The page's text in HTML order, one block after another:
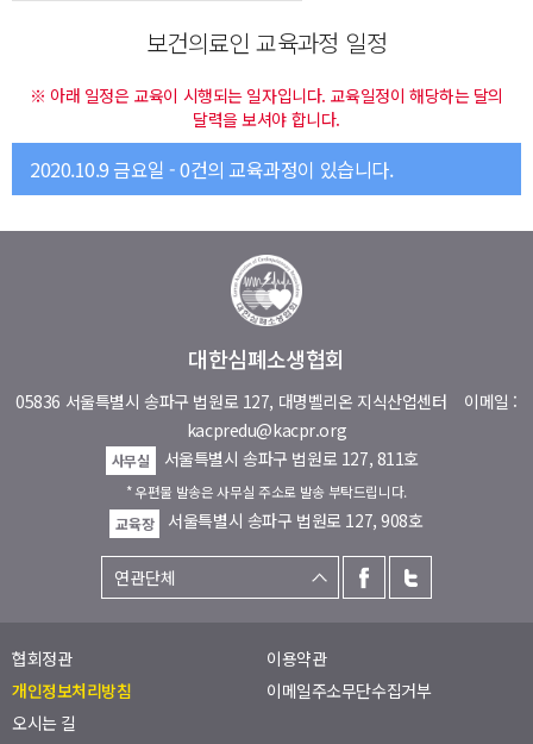
보건의료인 교육과정 일정
※ 아래 일정은 교육이 시행되는 일자입니다. 교육일정이 해당하는 달의
달력을 보셔야 합니다.
2020.10.9 금요일 - 0건의 교육과정이 있습니다.
대한심폐소생협회
05836 서울특별시 송파구 법원로 127, 대명벨리온 지식산업센터 이메일 :
kacpredu@kacpr.org
사무실 서울특별시 송파구 법원로 127, 811호
* 우편물 발송은 사무실 주소로 발송 부탁드립니다.
교육장
서울특별시 송파구 법원로 127, 908호
협회정관
이용약관
개인정보처리방침
이메일주소무단수집거부
오시는 길